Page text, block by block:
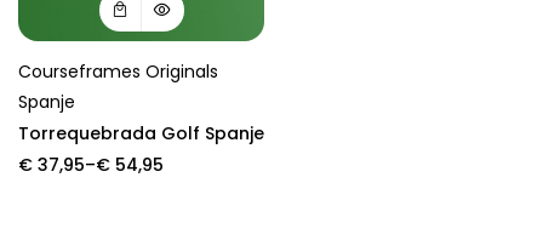
Courseframes Originals
Spanje
Torrequebrada Golf Spanje
€ 37,95–€ 54,95
Price